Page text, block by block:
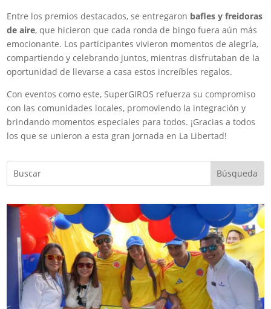
Entre los premios destacados, se entregaron bafles y freidoras
de aire, que hicieron que cada ronda de bingo fuera aún más
emocionante. Los participantes vivieron momentos de alegría,
compartiendo y celebrando juntos, mientras disfrutaban de la
oportunidad de llevarse a casa estos increíbles regalos.
Con eventos como este, SuperGIROS refuerza su compromiso
con las comunidades locales, promoviendo la integración y
brindando momentos especiales para todos. ¡Gracias a todos
los que se unieron a esta gran jornada en La Libertad!